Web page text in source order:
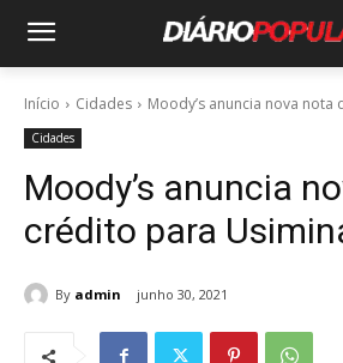
Início Cidades Moody’s anuncia nova
Cidades
Moody’s anuncia
crédito para
By admin junho 30, 2021